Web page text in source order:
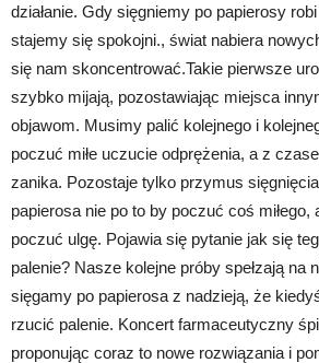
działanie. Gdy sięgniemy po papierosy robi
stajemy się spokojni., świat nabiera
się nam skoncentrować.Takie pierwsze
szybko mijają, pozostawiając miejsca
objawom. Musimy palić kolejnego i
poczuć miłe uczucie odprężenia, a z
zanika. Pozostaje tylko przymus
papierosa nie po to by poczuć coś miłego,
poczuć ulgę. Pojawia się pytanie jak się
palenie? Nasze kolejne próby spełzają na
sięgamy po papierosa z nadzieją, że
rzucić palenie. Koncert farmaceutyczny
proponując coraz to nowe rozwiązania i